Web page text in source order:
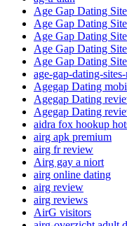
Age Gap Dating
Age Gap Dating
Age Gap Dating
Age Gap Dating
Age Gap Dating
age-gap-dating-
Agegap Dating
Agegap Dating
Agegap Dating
aidra fox hookup
airg apk premium
airg fr review
Airg gay a niort
airg online dating
airg review
airg reviews
AirG visitors